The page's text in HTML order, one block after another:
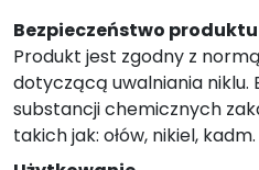
Bezpieczeństwo produktu
Produkt jest zgodny z normą
dotyczącą uwalniania niklu.
substancji chemicznych
takich jak: ołów, nikiel, kadm.